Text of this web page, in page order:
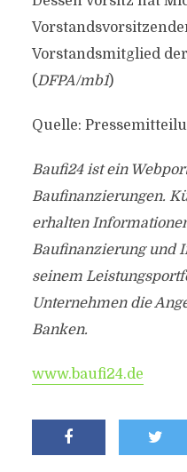
Vorstandsmitglied
(DFPA/mb1)
Quelle:
Baufi24 ist ein
Baufinanzierungen.
erhalten
Baufinanzierung und
seinem
Unternehmen die
Banken.
www.baufi24.de